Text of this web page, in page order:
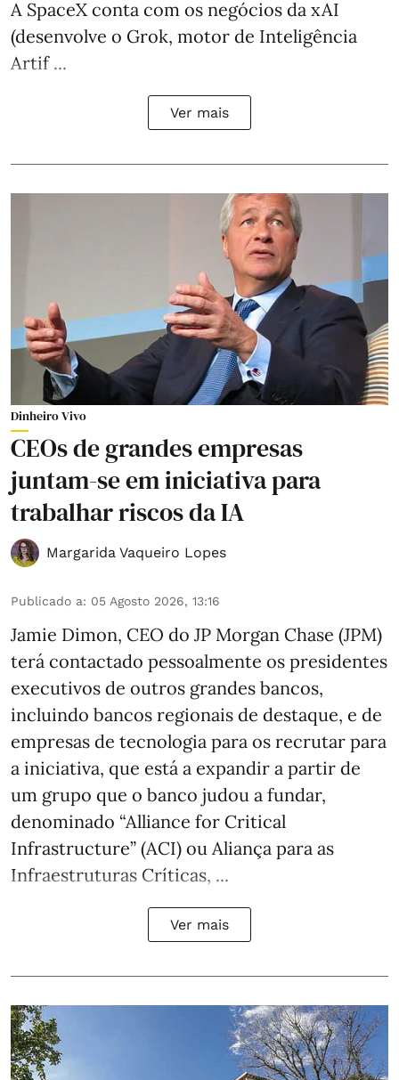
A SpaceX conta com os negócios da xAI
(desenvolve o Grok, motor de Inteligência
Artif ...
Ver mais
Dinheiro Vivo
CEOs de grandes empresas
juntam-se em iniciativa para
trabalhar riscos da IA
Margarida Vaqueiro Lopes
Publicado a: 05 Agosto 2026, 13:16
Jamie Dimon, CEO do JP Morgan Chase (JPM)
terá contactado pessoalmente os presidentes
executivos de outros grandes bancos,
incluindo bancos regionais de destaque, e de
empresas de tecnologia para os recrutar para
a iniciativa, que está a expandir a partir de
um grupo que o banco judou a fundar,
denominado “Alliance for Critical
Infrastructure” (ACI) ou Aliança para as
Infraestruturas Críticas, ...
Ver mais